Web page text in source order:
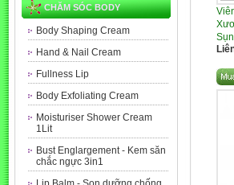
CHĂM SÓC BODY
Body Shaping Cream
Hand & Nail Cream
Fullness Lip
Body Exfoliating Cream
Moisturiser Shower Cream
1Lit
Bust Englargement - Kem săn
chắc ngực 3in1